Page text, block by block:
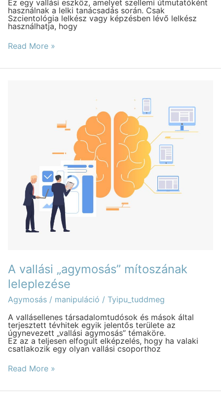
Ez egy vallási eszköz, amelyet szellemi útmutatóként
használnak a lelki tanácsadás során. Csak
Szcientológia lelkész vagy képzésben lévő lelkész
használhatja, hogy
működik?
Read More »
A vallási „agymosás” mítoszának
leleplezése
Agymosás / manipuláció / Tyipu_tuddmeg
A vallásellenes társadalomtudósok és mások által
terjesztett tévhitek egyik jelentős területe az
úgynevezett „vallási agymosás” témaköre.
Ez az a teljesen elfogult elképzelés, hogy ha valaki
csatlakozik egy olyan vallási csoporthoz
Read More »